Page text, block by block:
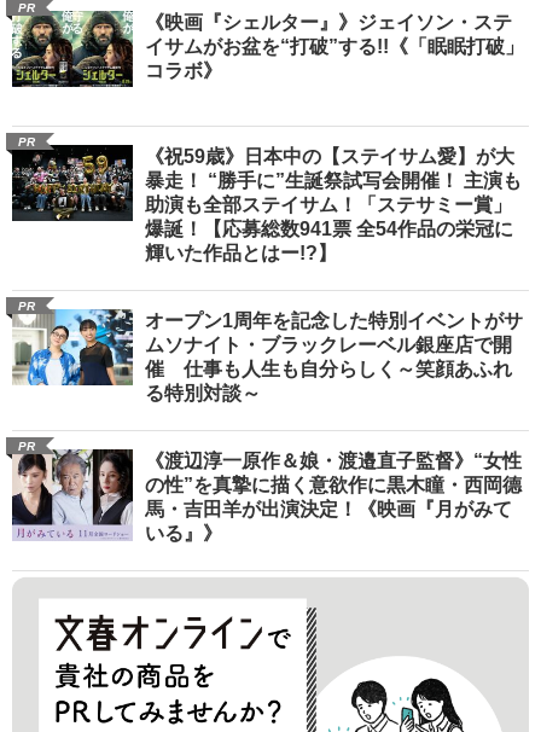
PR
《映画『シェルター』》ジェイソン・ステ
イサムがお盆を“打破”する!!《「眠眠打破」
コラボ》
PR
《祝59歳》日本中の【ステイサム愛】が大
暴走！ “勝手に”生誕祭試写会開催！ 主演も
助演も全部ステイサム！「ステサミー賞」
爆誕！【応募総数941票 全54作品の栄冠に
輝いた作品とはー!?】
PR
オープン1周年を記念した特別イベントがサ
ムソナイト・ブラックレーベル銀座店で開
催 仕事も人生も自分らしく～笑顔あふれ
る特別対談～
PR
《渡辺淳一原作＆娘・渡邉直子監督》“女性
の性”を真摯に描く意欲作に黒木瞳・西岡德
馬・吉田羊が出演決定！《映画『月がみて
いる』》